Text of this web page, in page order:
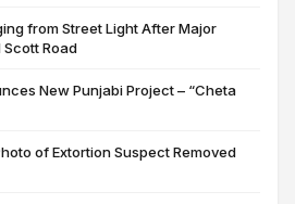
from Street Light After Major
Scott Road
New Punjabi Project – “Cheta
of Extortion Suspect Removed